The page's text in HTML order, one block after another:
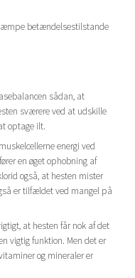
betændelsestilstande
sådan, at
sværere ved at udskille
optage ilt.
energi ved
en øget ophobning af
også, at hesten mister
er tilfældet ved mangel på
at hesten får nok af det
vigtig funktion. Men det er
og mineraler er